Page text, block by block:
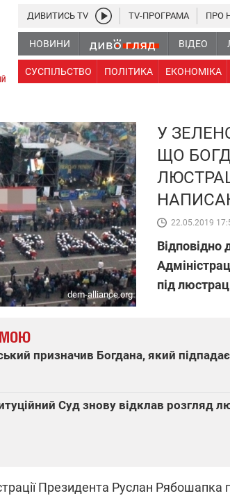
НОВИНИ ВІДЕО
СУСПІЛЬСТВО ПОЛІТИКА ЕКОНОМІКА
ДИВИТИСЬ TV TV-ПРОГРАМА ПРО
dem-alliance.org
У
ЩО
22.05.2019
під
призначив Богдана, який
Суд знову відклав розгляд
Президента Руслан
Частина споживачів у чотирьох